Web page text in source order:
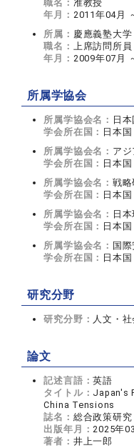
職名： 准教授
年月： 2011年04月
所属： 慶應義塾大学
職名： 上席訪問所員
年月： 2009年07月
所属学協会
所属学協会名： 日
学会所在国： 日本国
所属学協会名： ア
学会所在国： 日本国
所属学協会名： 戦略
学会所在国： 日本国
所属学協会名： 日
学会所在国： 日本国
所属学協会名： 国
学会所在国： 日本国
研究分野
研究分野： 人文・
論文
記述言語：英語
タイトル： Japan's
China Tensions
誌名： 総合政策研
出版年月：2025年
著者： 井上一郎